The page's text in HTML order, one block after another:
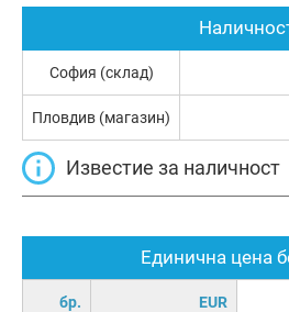
Единична цена
бр. EUR
София (склад)
Пловдив (магазин)
Известие за наличност